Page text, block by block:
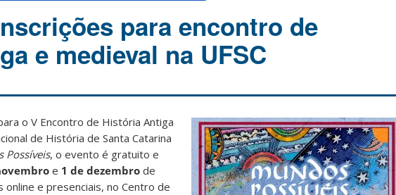
para encontro de
e medieval na UFSC
o V Encontro de História Antiga
de História de Santa Catarina
Possíveis, o evento é gratuito e
e 1 de dezembro de
e presenciais, no Centro de